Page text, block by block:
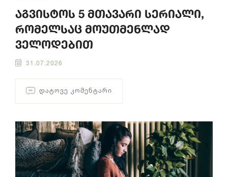
აგვისტოს 5 მთავარი სერიალი,
რომელსაც მოუთმენლად
ველოდებით
31.07.2026
ᲓᲐᲢᲝᲕᲔ ᲙᲝᲛᲔᲜᲢᲐᲠᲘ